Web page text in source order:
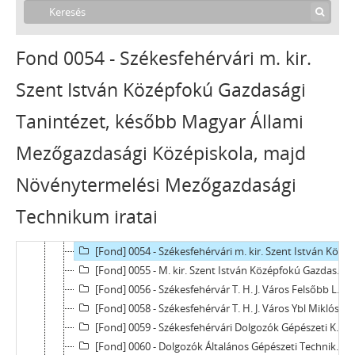
Fond 0054 - Székesfehérvári m. kir.
Szent István Középfokú Gazdasági
Tanintézet, később Magyar Állami
Mezőgazdasági Középiskola, majd
Növénytermelési Mezőgazdasági
Technikum iratai
[Levéltár] Városi Levéltár és Kutatóintézet, Székesfehérvár, 1688 - 2019
[fondfőcsoport] IV - MEGYEI TÖRVÉNYHATÓSÁGOK, SZABAD KIRÁLYI VÁROSOK ÉS TÖRVÉNYHATÓSÁGI JOGÚ VÁROSOK, 1688 - 1950
[fondfőcsoport] VI - KÖZIGAZGATÁS TERÜLETI SZERVEI, 1900 - 1940
[fondfőcsoport] VII - A JOGSZOLGÁLTATÁS TERÜLETI SZERVEI, 1876 - 1949
[fondfőcsoport] VIII - INTÉZETEK, INTÉZMÉNYEK, 1868 - 2019
[Fond] 0051 - Székesfehérvári Ybl Miklós Gimnáziumának iratai, (1855) 1878–1950
[Fond] 0052 - Székesfehérvári (Hunyadi Mátyás) Kereskedelmi Középiskola iratai, 1868–1948
[Fond] 0054 - Székesfehérvári m. kir. Szent István Középfokú Gazdasági Tanintézet, később Magyar Állami Mezőgazdasági Középiskola, majd Növénytermelési Mezőgazdasági Technikum iratai, 1940–1950
[Fond] 0055 - M. kir. Szent István Középfokú Gazdasági Tanintézet és Mezőgazdasági Szaktanácsadó Állomás iratai, 1938–1954
[Fond] 0056 - Székesfehérvár T. H. J. Város Felsőbb Leányiskolájának iratai, 1910–1920
[Fond] 0058 - Székesfehérvár T. H. J. Város Ybl Miklós Gimnázium Dolgozók Iskolájának iratai, 1946–1950
[Fond] 0059 - Székesfehérvári Dolgozók Gépészeti Középiskolájának iratai, 1947–1948
[Fond] 0060 - Dolgozók Általános Gépészeti Technikumának iratai, 1951